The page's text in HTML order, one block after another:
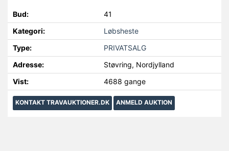
Bud:
41
Kategori:
Løbsheste
Type:
PRIVATSALG
Adresse:
Støvring, Nordjylland
Vist:
4688 gange
KONTAKT TRAVAUKTIONER.DK ANMELD AUKTION